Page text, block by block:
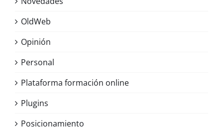
OldWeb
Opinión
Personal
Plataforma formación online
Plugins
Posicionamiento